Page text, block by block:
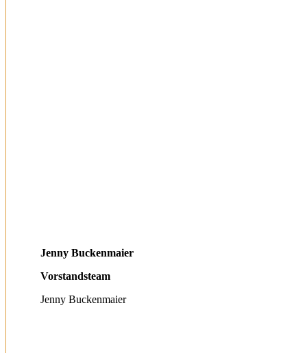
Jenny Buckenmaier
Vorstandsteam
Jenny Buckenmaier